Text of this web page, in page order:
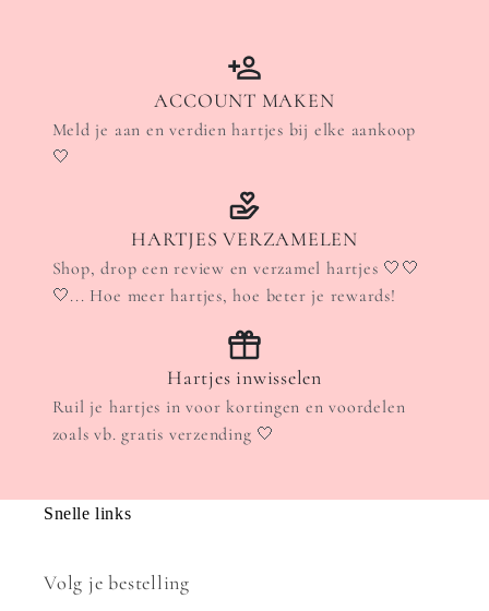
ACCOUNT MAKEN
Meld je aan en verdien hartjes bij elke aankoop
🤍
HARTJES VERZAMELEN
Shop, drop een review en verzamel hartjes 🤍🤍
🤍... Hoe meer hartjes, hoe beter je rewards!
Hartjes inwisselen
Ruil je hartjes in voor kortingen en voordelen
zoals vb. gratis verzending 🤍
Snelle links
Volg je bestelling